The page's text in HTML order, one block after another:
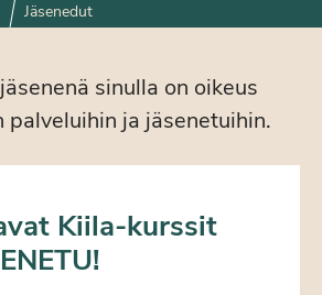
Jäsenedut
sinulla on oikeus
palveluihin ja jäsenetuihin.
Kiila-kurssit